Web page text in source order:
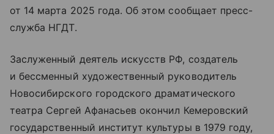
от 14 марта 2025 года. Об этом сообщает пресс-
служба НГДТ.
Заслуженный деятель искусств РФ, создатель
и бессменный художественный руководитель
Новосибирского городского драматического
театра Сергей Афанасьев окончил Кемеровский
государственный институт культуры в 1979 году,